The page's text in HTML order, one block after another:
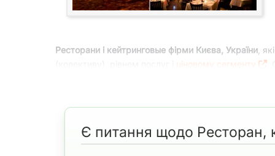
Ресторани і кейтринговые фірми Києва, України ,
ціновому сегменту
Є питання щодо Ресторан,